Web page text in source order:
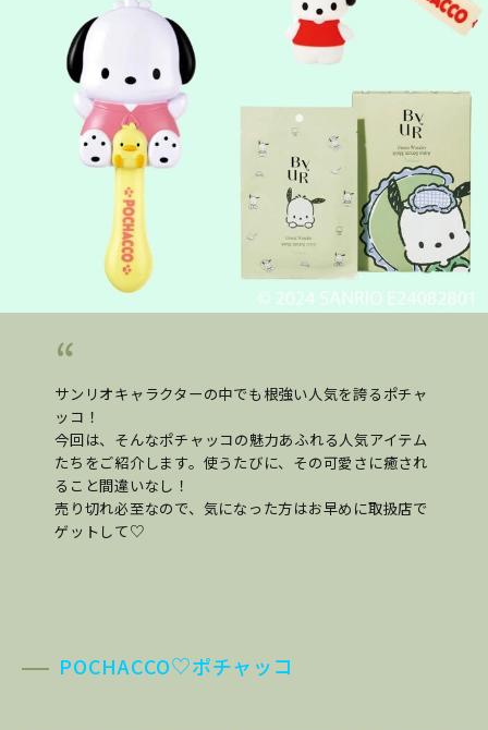
サンリオキャラクターの中でも根強い人気を誇るポチャ
ッコ！
今回は、そんなポチャッコの魅力あふれる人気アイテム
たちをご紹介します。使うたびに、その可愛さに癒され
ること間違いなし！
売り切れ必至なので、気になった方はお早めに取扱店で
ゲットして♡
POCHACCO♡ポチャッコ